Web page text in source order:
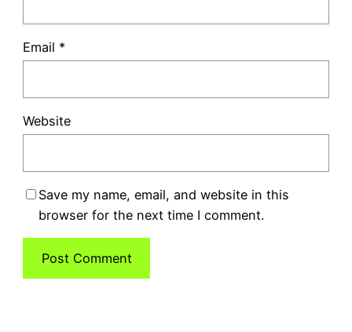
Email *
Website
Save my name, email, and website in this
browser for the next time I comment.